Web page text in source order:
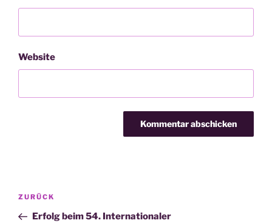
Website
Beitragsnavigation
Vorheriger
Beitrag
ZURÜCK
Erfolg beim 54. Internationaler